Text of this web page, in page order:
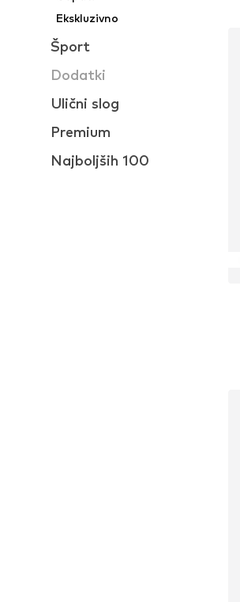
Ekskluzivno
Šport
Dodatki
Ulični slog
Premium
Najboljših 100